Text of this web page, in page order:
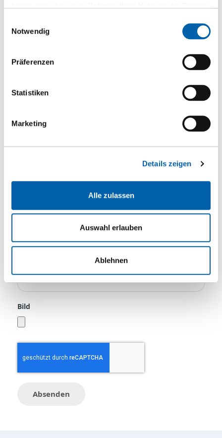
Notwendig
Präferenzen
Statistiken
Marketing
Details zeigen
Alle zulassen
Auswahl erlauben
Ablehnen
Telefon / E-Mail für Rückfragen
Reklamation
Artikelnummer
Grund der Reklamation
Bild
Absenden